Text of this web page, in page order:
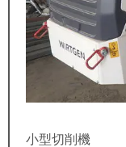
小型切削機